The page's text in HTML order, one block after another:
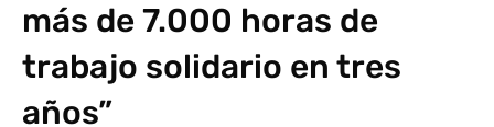
más de 7.000 horas de
trabajo solidario en tres
años”